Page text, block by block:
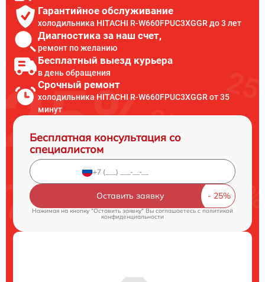
Гарантийное обслуживание
холодильника HITACHI R-W660FPUC3XGGR до 3 лет
Диагностика за наш счет,
ремонт по желанию
Бесплатный выезд курьера
в день обращения
Срочный ремонт
холодильника HITACHI R-W660FPUC3XGGR от 35
минут
Бесплатная консультация со
специалистом
Оставить заявку
Нажимая на кнопку "Оставить заявку" Вы соглашаетесь cполитикой
конфиденциальности